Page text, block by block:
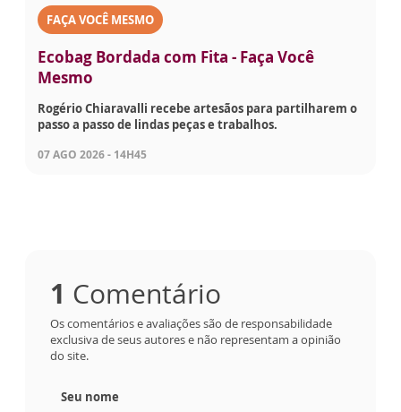
FAÇA VOCÊ MESMO
Ecobag Bordada com Fita - Faça Você
Mesmo
Rogério Chiaravalli recebe artesãos para partilharem o
passo a passo de lindas peças e trabalhos.
07 AGO 2026 - 14H45
1 Comentário
Os comentários e avaliações são de responsabilidade
exclusiva de seus autores e não representam a opinião
do site.
Seu nome